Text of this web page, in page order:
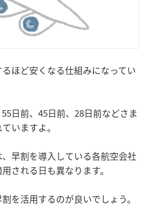
ほど安くなる仕組みになってい
日前、45日前、28日前などさま
いますよ。
早割を導入している各航空会社
される日も異なります。
を活用するのが良いでしょう。